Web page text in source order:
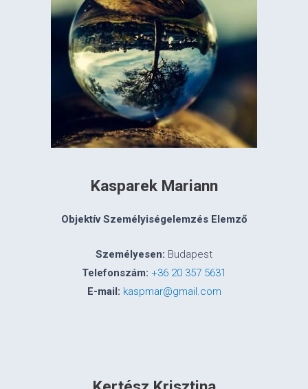
Kasparek Mariann
Objektív Személyiségelemzés Elemző
Személyesen: Budapest
Telefonszám: +36 20 357 5631
E-mail: kaspmar@gmail.com